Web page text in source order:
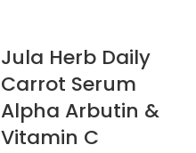
Jula Herb Daily
Carrot Serum
Alpha Arbutin &
Vitamin C